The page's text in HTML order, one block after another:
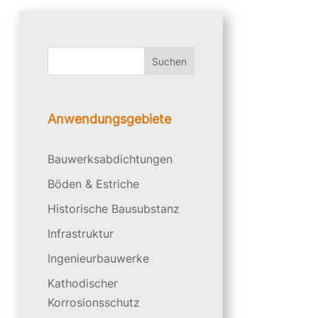
Suchen
Anwendungsgebiete
Bauwerksabdichtungen
Böden & Estriche
Historische Bausubstanz
Infrastruktur
Ingenieurbauwerke
Kathodischer
Korrosionsschutz